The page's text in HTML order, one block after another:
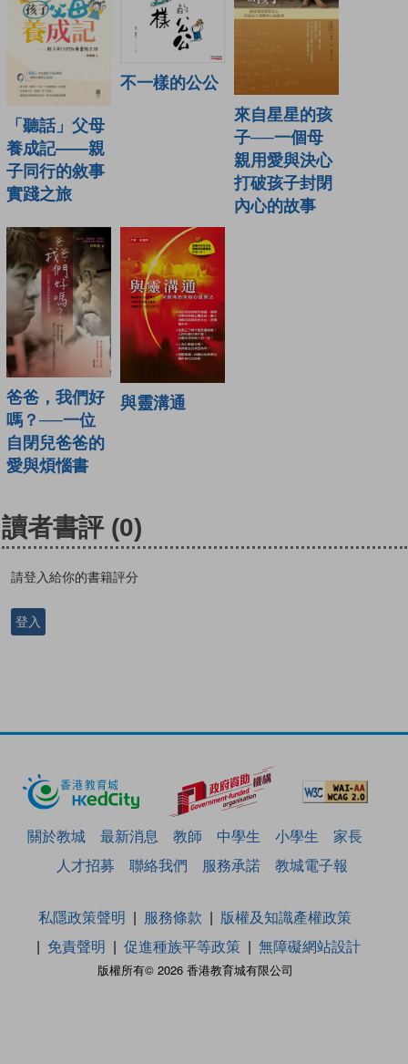
「聽話」父母
養成記——親
子同行的敘事
實踐之旅
不一樣的公公
來自星星的孩
子──一個母
親用愛與決心
打破孩子封閉
內心的故事
爸爸，我們好
嗎？──一位
自閉兒爸爸的
愛與煩惱書
與靈溝通
讀者書評 (0)
請登入給你的書籍評分
登入
關於教城 最新消息 教師 中學生 小學生
家長
人才招募
聯絡我們 服務承諾 教城電子報
版權所有© 2026 香港教育城有限公司
私隱政策聲明 服務條款
版權及知識產權政策
免責聲明
促進種族平等政策 無障礙網站設計